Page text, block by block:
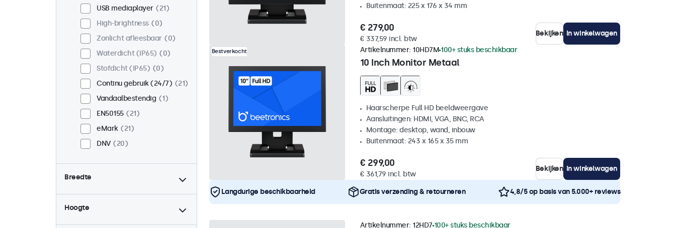
VESA 75 x 75
13
VESA 100 x 100
USB mediaplayer
21
High-brightness
0
Zonlicht afleesbaar
0
Waterdicht (IP65)
0
Stofdicht (IP65)
0
Continu gebruik (24/7)
21
Vandaalbestendig
1
EN50155
21
eMark
21
DNV
20
Breedte
Hoogte
Buitenmaat: 225 x 176 x 34 mm
€ 279,00
€ 337,59 incl. btw
Bekijken In winkelwagen
Bestverkocht
10 Inch Monitor Metaal
Artikelnummer: 10HD7M 100+ stuks beschikbaar
Haarscherpe Full HD beeldweergave
Aansluitingen: HDMI, VGA, BNC, RCA
Montage: desktop, wand, inbouw
Buitenmaat: 243 x 165 x 35 mm
€ 299,00
€ 361,79 incl. btw
Bekijken In winkelwagen
Langdurige beschikbaarheid Gratis verzending & retourneren 4,8/5 op basis van 5.000+ reviews
Artikelnummer: 12HD7 100+ stuks beschikbaar